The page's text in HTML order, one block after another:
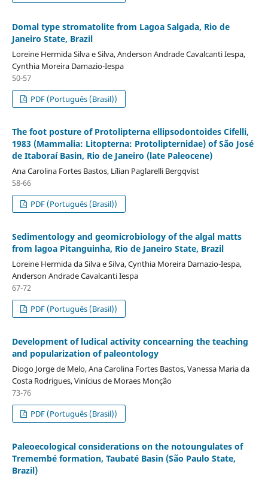
Domal type stromatolite from Lagoa Salgada, Rio de
Janeiro State, Brazil
Loreine Hermida Silva e Silva, Anderson Andrade Cavalcanti Iespa,
Cynthia Moreira Damazio-Iespa
50-57
PDF (Português (Brasil))
The foot posture of Protolipterna ellipsodontoides Cifelli,
1983 (Mammalia: Litopterna: Protolipternidae) of São José
de Itaboraí Basin, Rio de Janeiro (late Paleocene)
Ana Carolina Fortes Bastos, Lílian Paglarelli Bergqvist
58-66
PDF (Português (Brasil))
Sedimentology and geomicrobiology of the algal matts
from lagoa Pitanguinha, Rio de Janeiro State, Brazil
Loreine Hermida da Silva e Silva, Cynthia Moreira Damazio-Iespa,
Anderson Andrade Cavalcanti Iespa
67-72
PDF (Português (Brasil))
Development of ludical activity concearning the teaching
and popularization of paleontology
Diogo Jorge de Melo, Ana Carolina Fortes Bastos, Vanessa Maria da
Costa Rodrigues, Vinícius de Moraes Monção
73-76
PDF (Português (Brasil))
Paleoecological considerations on the notoungulates of
Tremembé formation, Taubaté Basin (São Paulo State,
Brazil)